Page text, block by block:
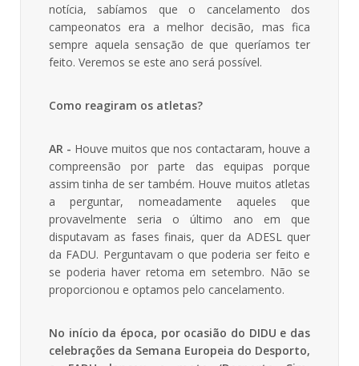
notícia, sabíamos que o cancelamento dos
campeonatos era a melhor decisão, mas fica
sempre aquela sensação de que queríamos ter
feito. Veremos se este ano será possível.
Como reagiram os atletas?
AR - Houve muitos que nos contactaram, houve a
compreensão por parte das equipas porque
assim tinha de ser também. Houve muitos atletas
a perguntar, nomeadamente aqueles que
provavelmente seria o último ano em que
disputavam as fases finais, quer da ADESL quer
da FADU. Perguntavam o que poderia ser feito e
se poderia haver retoma em setembro. Não se
proporcionou e optamos pelo cancelamento.
No início da época, por ocasião do DIDU e das
celebrações da Semana Europeia do Desporto,